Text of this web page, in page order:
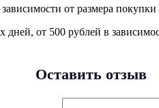
от размера
от 500 рублей в
Оставить отзыв